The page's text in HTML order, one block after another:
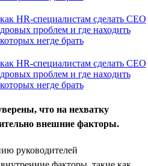
что на нехватку
внешние факторы.
руководителей